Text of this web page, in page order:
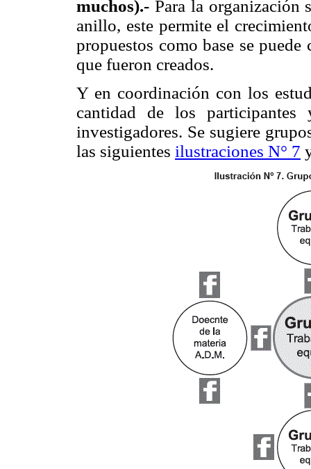
muchos).- Para la organización
anillo, este permite el
propuestos como base se
que fueron creados.
Y en coordinación con los
cantidad de los
investigadores. Se sugiere
las siguientes ilustraciones N° 7